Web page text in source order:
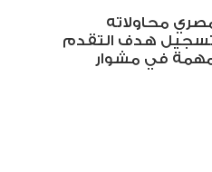
محاولاته
تسجيل هدف التقدم
في مشوار